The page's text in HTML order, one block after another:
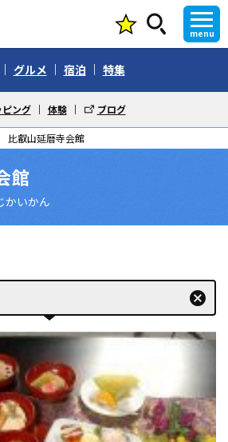
menu
グルメ 宿泊 特集
ング 体験 ブログ
比叡山延暦寺会館
館
かいかん
cancel